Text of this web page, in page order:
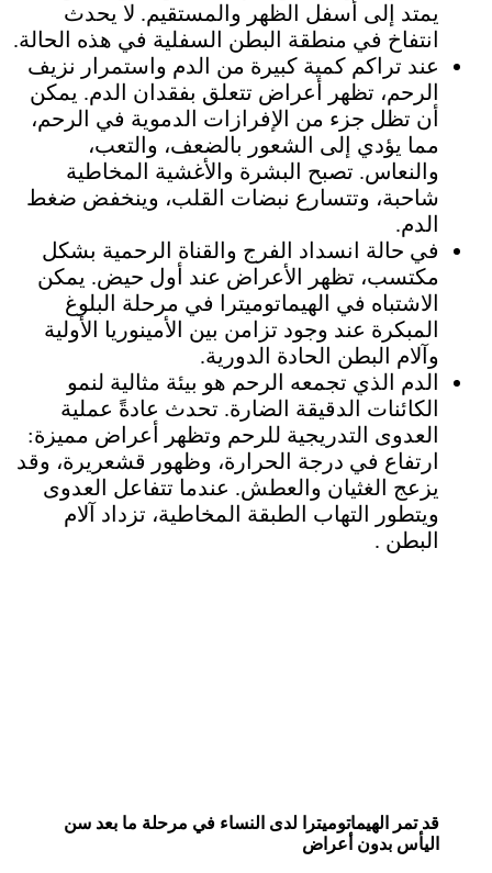
يمتد إلى أسفل الظهر والمستقيم. لا يحدث
انتفاخ في منطقة البطن السفلية في هذه الحالة.
عند تراكم كمية كبيرة من الدم واستمرار نزيف
الرحم، تظهر أعراض تتعلق بفقدان الدم. يمكن
أن تظل جزء من الإفرازات الدموية في الرحم،
مما يؤدي إلى الشعور بالضعف، والتعب،
والنعاس. تصبح البشرة والأغشية المخاطية
شاحبة، وتتسارع نبضات القلب، وينخفض ضغط
الدم.
في حالة انسداد الفرج والقناة الرحمية بشكل
مكتسب، تظهر الأعراض عند أول حيض. يمكن
الاشتباه في الهيماتوميترا في مرحلة البلوغ
المبكرة عند وجود تزامن بين الأمينوريا الأولية
وآلام البطن الحادة الدورية.
الدم الذي تجمعه الرحم هو بيئة مثالية لنمو
الكائنات الدقيقة الضارة. تحدث عادةً عملية
العدوى التدريجية للرحم وتظهر أعراض مميزة:
ارتفاع في درجة الحرارة، وظهور قشعريرة، وقد
يزعج الغثيان والعطش. عندما تتفاعل العدوى
ويتطور التهاب الطبقة المخاطية، تزداد آلام
البطن .
قد تمر الهيماتوميترا لدى النساء في مرحلة ما بعد سن
اليأس بدون أعراض